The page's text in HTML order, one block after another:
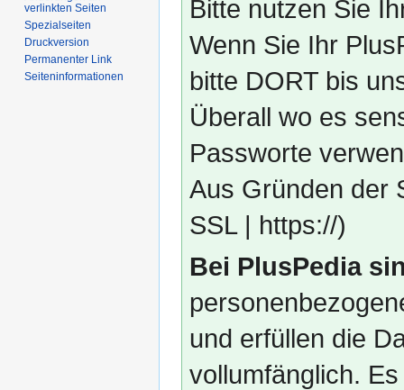
Bitte nutzen Sie
Wenn Sie Ihr
bitte DORT bis
Überall wo es
Passworte
Aus Gründen der
SSL | https://)
Bei PlusPedia
und erfüllen die
vollumfänglich.
verlinkten Seiten
Spezialseiten
Druckversion
Permanenter Link
Seiten­­informationen